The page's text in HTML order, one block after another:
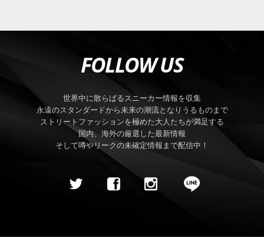
FOLLOW US
世界中に散らばるスニーカー情報を収集
永遠のスタンダードから未来の潮流となりうるものまで
ストリートファッションを極めた大人たちが満足する
国内、海外の厳選した最新情報
そして噂やリークの未確定情報まで配信中！